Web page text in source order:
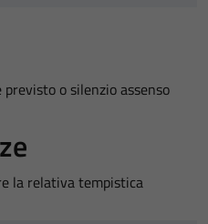
o silenzio assenso
la relativa tempistica